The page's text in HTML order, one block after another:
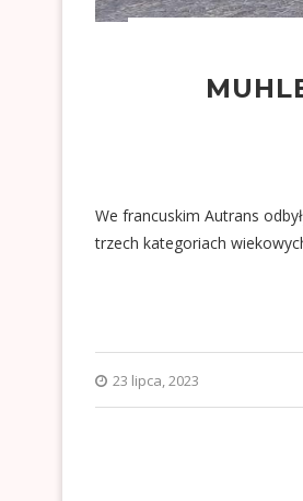
We francuskim Autrans
trzech kategoriach
23 lipca, 2023